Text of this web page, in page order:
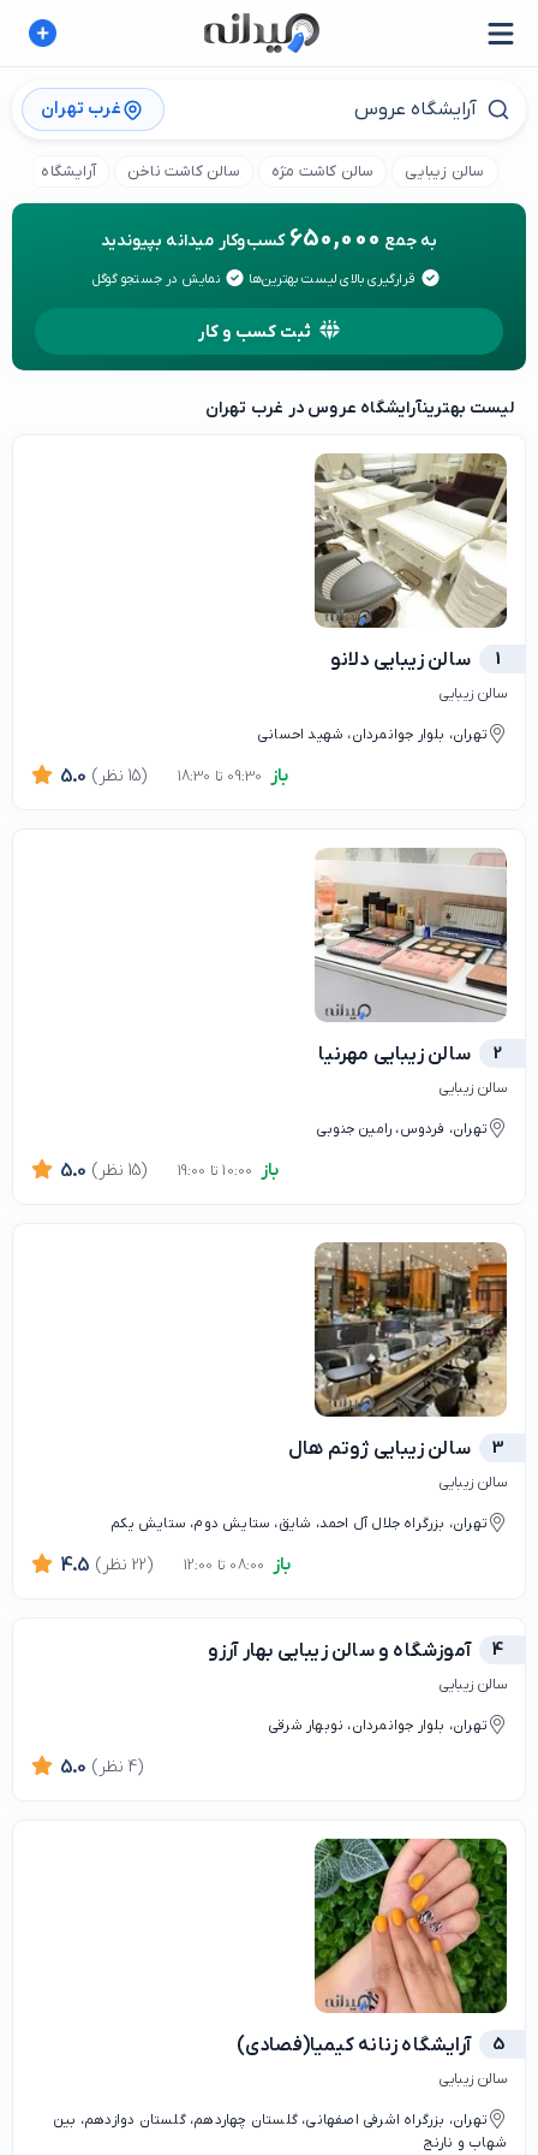
غرب تهران
سالن زیبایی سالن کاشت مژه سالن کاشت ناخن آرایشگاه کودک
به جمع 650,000 کسب‌وکار میدانه بپیوندید
قرارگیری بالای لیست بهترین‌ها نمایش در جستجو گوگل
ثبت کسب و کار
لیست بهترینآرایشگاه عروس در غرب تهران
1 سالن زیبایی دلانو
سالن زیبایی
تهران، بلوار جوانمردان، شهید احسانی
باز 5.0 (15 نظر)
2 سالن زیبایی مهرنیا
سالن زیبایی
تهران، فردوس، رامین جنوبی
باز 5.0 (15 نظر)
3 سالن زیبایی ژوتم هال
سالن زیبایی
تهران، بزرگراه جلال آل احمد، شایق، ستایش دوم، ستایش یکم
باز 4.5 (22 نظر)
4 آموزشگاه و سالن زیبایی بهار آرزو
سالن زیبایی
تهران، بلوار جوانمردان، نوبهار شرقی
5.0 (4 نظر)
5 آرایشگاه زنانه کیمیا(فصادی)
سالن زیبایی
تهران، بزرگراه اشرفی اصفهانی، گلستان چهاردهم، گلستان دوازدهم، بین
شهاب و نارنج